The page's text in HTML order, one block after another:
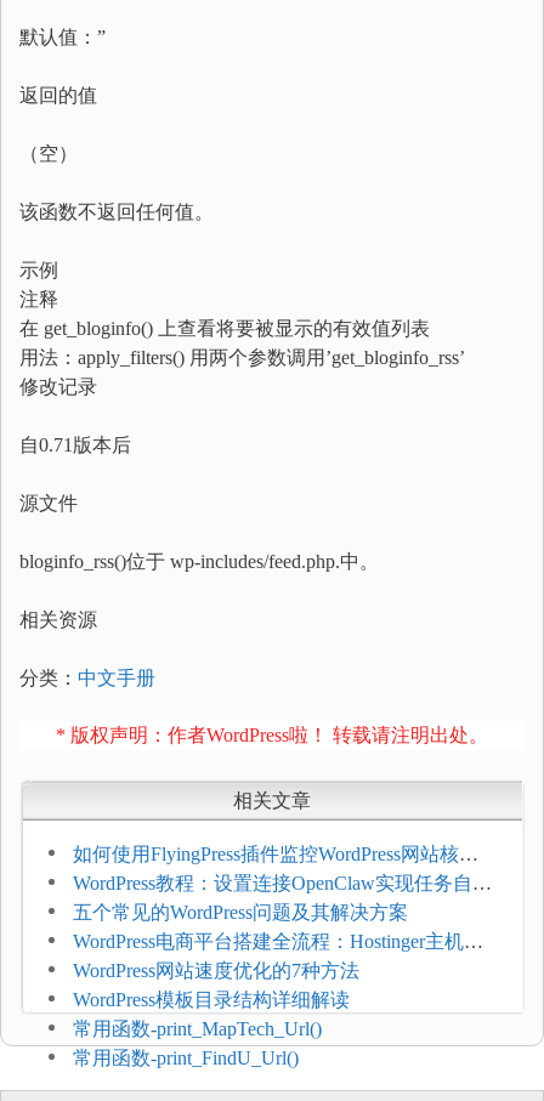
默认值：”
返回的值
（空）
该函数不返回任何值。
示例
注释
在 get_bloginfo() 上查看将要被显示的有效值列表
用法：apply_filters() 用两个参数调用’get_bloginfo_rss’
修改记录
自0.71版本后
源文件
bloginfo_rss()位于 wp-includes/feed.php.中。
相关资源
分类： 中文手册
* 版权声明：作者WordPress啦！ 转载请注明出处。
相关文章
如何使用FlyingPress插件监控WordPress网站核心
网页指标（CWV）
WordPress教程：设置连接OpenClaw实现任务自动
化
五个常见的WordPress问题及其解决方案
WordPress电商平台搭建全流程：Hostinger主机一
键部署
WordPress网站速度优化的7种方法
WordPress模板目录结构详细解读
常用函数-print_MapTech_Url()
常用函数-print_FindU_Url()